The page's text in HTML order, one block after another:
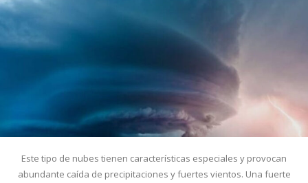
Este tipo de nubes tienen características especiales y provocan
abundante caída de precipitaciones y fuertes vientos. Una fuerte